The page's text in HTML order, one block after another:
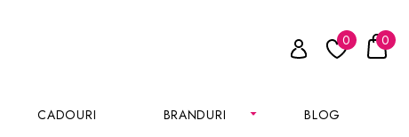
0 0
CADOURI BRANDURI BLOG